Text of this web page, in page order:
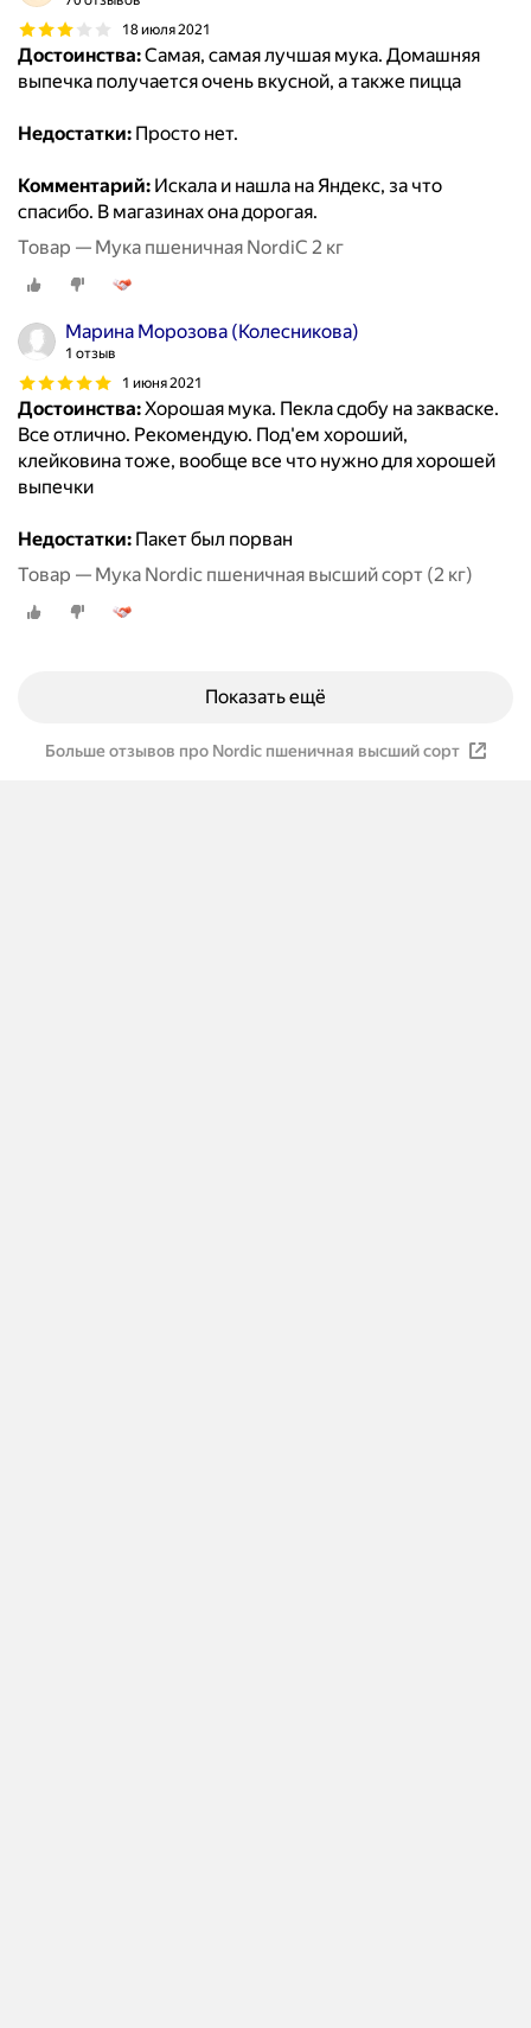
18 июля 2021
Достоинства:Самая, самая лучшая мука. Домашняя
выпечка получается очень вкусной, а также пицца
Недостатки: Просто нет.
Комментарий: Искала и нашла на Яндекс, за что
спасибо. В магазинах она дорогая.
Товар — Мука пшеничная NordiC 2 кг
Марина Морозова (Колесникова)
1 отзыв
1 июня 2021
Достоинства:Хорошая мука. Пекла сдобу на закваске.
Все отлично. Рекомендую. Под'ем хороший,
клейковина тоже, вообще все что нужно для хорошей
выпечки
Недостатки: Пакет был порван
Товар — Мука Nordic пшеничная высший сорт (2 кг)
Показать ещё
Больше отзывов про Nordic пшеничная высший сорт